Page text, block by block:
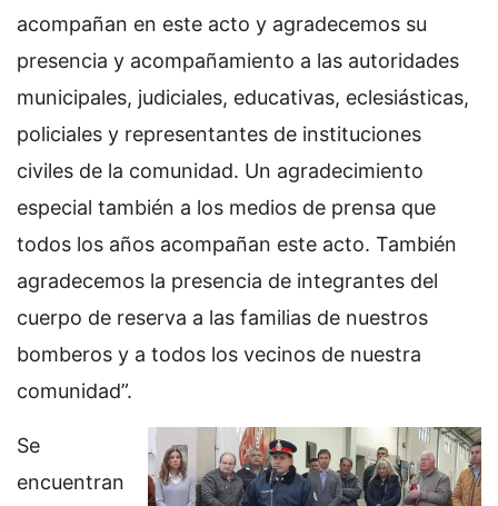
acompañan en este acto y agradecemos su
presencia y acompañamiento a las autoridades
municipales, judiciales, educativas, eclesiásticas,
policiales y representantes de instituciones
civiles de la comunidad. Un agradecimiento
especial también a los medios de prensa que
todos los años acompañan este acto. También
agradecemos la presencia de integrantes del
cuerpo de reserva a las familias de nuestros
bomberos y a todos los vecinos de nuestra
comunidad”.
Se
encuentran